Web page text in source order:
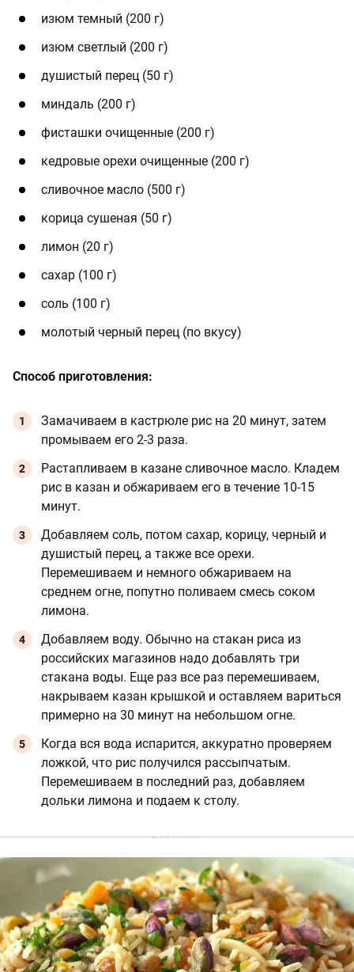
изюм темный (200 г)
изюм светлый (200 г)
душистый перец (50 г)
миндаль (200 г)
фисташки очищенные (200 г)
кедровые орехи очищенные (200 г)
сливочное масло (500 г)
корица сушеная (50 г)
лимон (20 г)
сахар (100 г)
соль (100 г)
молотый черный перец (по вкусу)
Способ приготовления:
Замачиваем в кастрюле рис на 20 минут, затем
промываем его 2-3 раза.
Растапливаем в казане сливочное масло. Кладем
рис в казан и обжариваем его в течение 10-15
минут.
Добавляем соль, потом сахар, корицу, черный и
душистый перец, а также все орехи.
Перемешиваем и немного обжариваем на
среднем огне, попутно поливаем смесь соком
лимона.
Добавляем воду. Обычно на стакан риса из
российских магазинов надо добавлять три
стакана воды. Еще раз все раз перемешиваем,
накрываем казан крышкой и оставляем вариться
примерно на 30 минут на небольшом огне.
Когда вся вода испарится, аккуратно проверяем
ложкой, что рис получился рассыпчатым.
Перемешиваем в последний раз, добавляем
дольки лимона и подаем к столу.